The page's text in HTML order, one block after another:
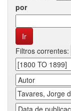
por
Filtros correntes: